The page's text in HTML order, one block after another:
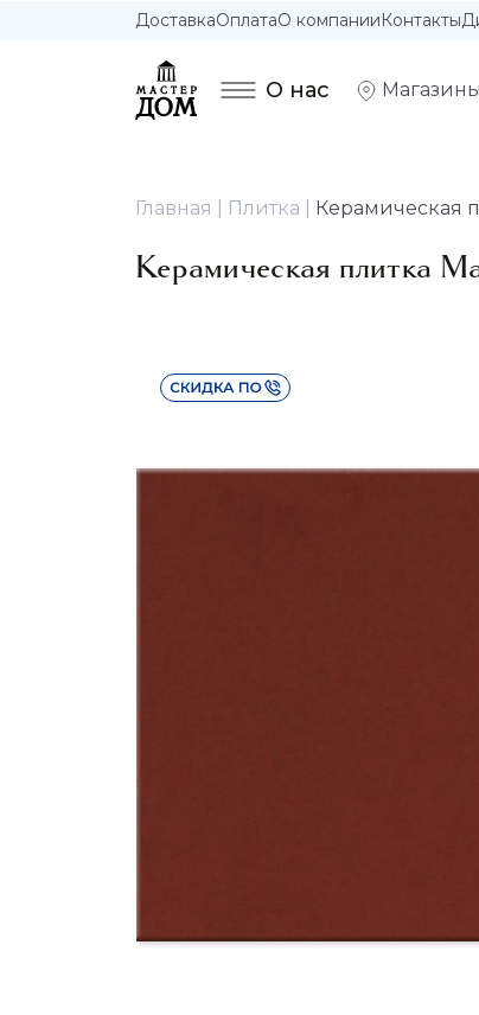
ДоставкаОплатаО компанииКонтакты
О нас Магазины
Главная Плитка Керамическая
Керамическая плитка